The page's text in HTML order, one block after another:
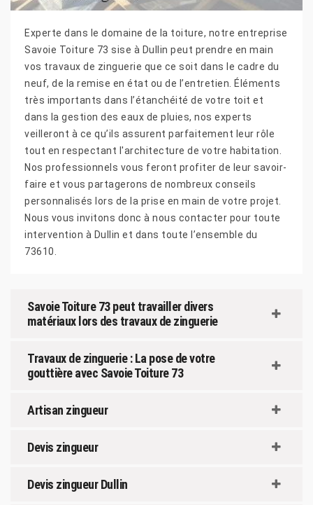
Experte dans le domaine de la toiture, notre entreprise
Savoie Toiture 73 sise à Dullin peut prendre en main
vos travaux de zinguerie que ce soit dans le cadre du
neuf, de la remise en état ou de l’entretien. Éléments
très importants dans l’étanchéité de votre toit et
dans la gestion des eaux de pluies, nos experts
veilleront à ce qu’ils assurent parfaitement leur rôle
tout en respectant l'architecture de votre habitation.
Nos professionnels vous feront profiter de leur savoir-
faire et vous partagerons de nombreux conseils
personnalisés lors de la prise en main de votre projet.
Nous vous invitons donc à nous contacter pour toute
intervention à Dullin et dans toute l’ensemble du
73610.
Savoie Toiture 73 peut travailler divers
matériaux lors des travaux de zinguerie
Travaux de zinguerie : La pose de votre
gouttière avec Savoie Toiture 73
Artisan zingueur
Devis zingueur
Devis zingueur Dullin